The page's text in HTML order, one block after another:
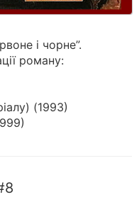
і чорне”.
роману:
(1993)